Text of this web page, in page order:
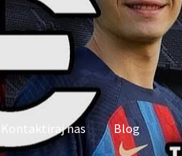
Kontaktiraj nas Blog